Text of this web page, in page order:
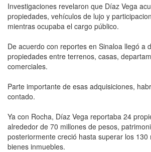
Investigaciones revelaron que Díaz Vega
propiedades, vehículos de lujo y
mientras ocupaba el cargo público.
De acuerdo con reportes en Sinaloa llegó a
propiedades entre terrenos, casas,
comerciales.
Parte importante de esas adquisiciones,
contado.
Ya con Rocha, Díaz Vega reportaba 24
alrededor de 70 millones de pesos,
posteriormente creció hasta superar los 130
bienes inmuebles.